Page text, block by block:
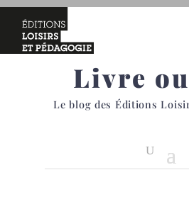
Livre
Le blog des Éditions